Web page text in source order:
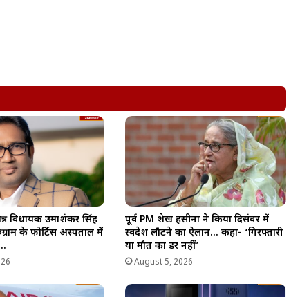
विधायक उमाशंकर सिंह
के फोर्टिस अस्पताल में
पूर्व PM शेख हसीना ने किया दिसंबर में
स्वदेश लौटने का ऐलान… कहा- ‘गिरफ्तारी
या मौत का डर नहीं’
August 5, 2026